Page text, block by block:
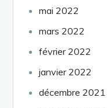
mai 2022
mars 2022
février 2022
janvier 2022
décembre 2021